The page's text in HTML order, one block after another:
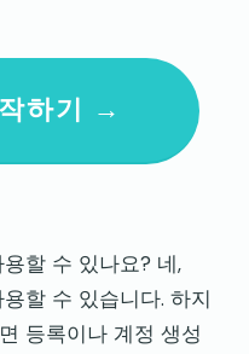
하기 →
할 수 있나요? 네,
할 수 있습니다. 하지
등록이나 계정 생성